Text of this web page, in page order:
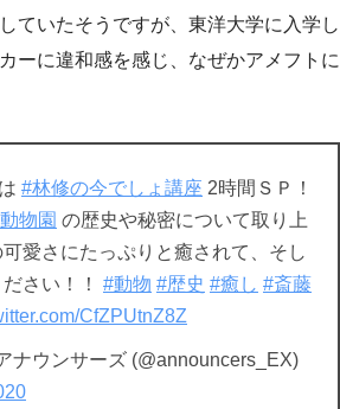
ていたそうですが、東洋大学に入学し
ーに違和感を感じ、なぜかアメフトに
#林修の今でしょ講座 2時間ＳＰ！
物園 の歴史や秘密について取り上
愛さにたっぷりと癒されて、そし
さい！！ #動物 #歴史 #癒し #斎藤
CfZPUtnZ8Z
ナウンサーズ (@announcers_EX)